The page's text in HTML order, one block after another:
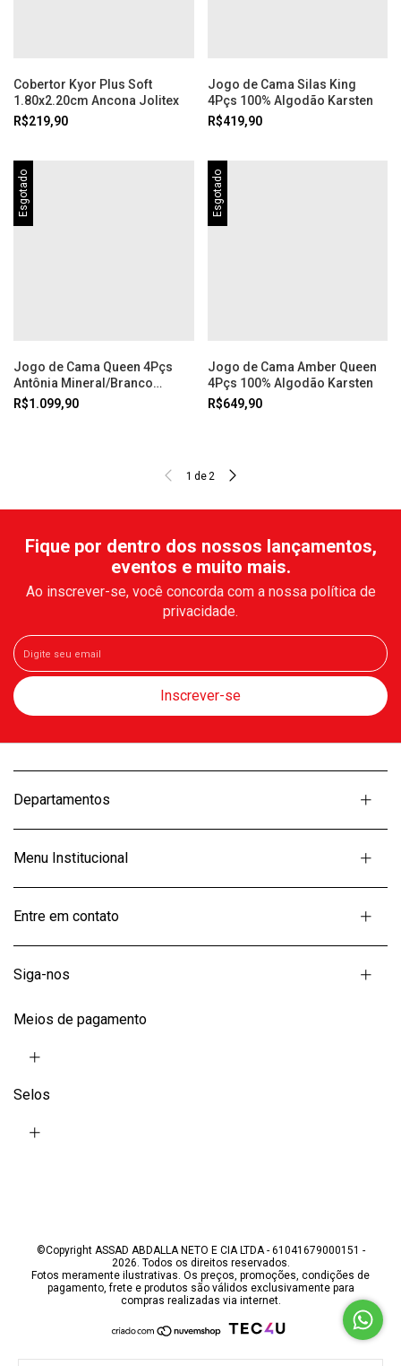
Cobertor Kyor Plus Soft
1.80x2.20cm Ancona Jolitex
R$219,90
Jogo de Cama Silas King
4Pçs 100% Algodão Karsten
R$419,90
Esgotado
Jogo de Cama Queen 4Pçs
Antônia Mineral/Branco
Karsten
R$1.099,90
Esgotado
Jogo de Cama Amber Queen
4Pçs 100% Algodão Karsten
R$649,90
1 de2
Fique por dentro dos nossos lançamentos,
eventos e muito mais.
Ao inscrever-se, você concorda com a nossa política de
privacidade.
Departamentos
Menu Institucional
Entre em contato
Siga-nos
Meios de pagamento
Selos
©Copyright ASSAD ABDALLA NETO E CIA LTDA - 61041679000151 -
2026. Todos os direitos reservados.
Fotos meramente ilustrativas. Os preços, promoções, condições de
pagamento, frete e produtos são válidos exclusivamente para
compras realizadas via internet.